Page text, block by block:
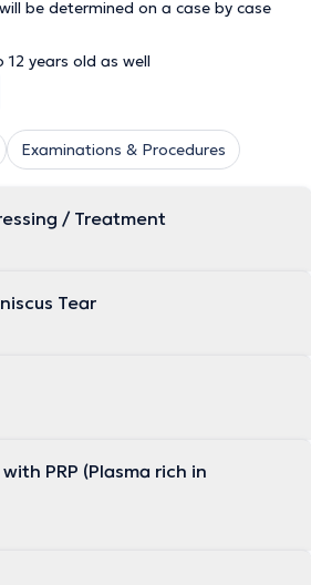
be determined on a case by case
years old as well
Examinations & Procedures
/ Treatment
Tear
PRP (Plasma rich in